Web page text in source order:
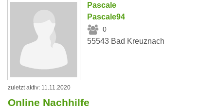
Pascale
Pascale94
0
55543 Bad Kreuznach
zuletzt aktiv: 11.11.2020
Online Nachhilfe